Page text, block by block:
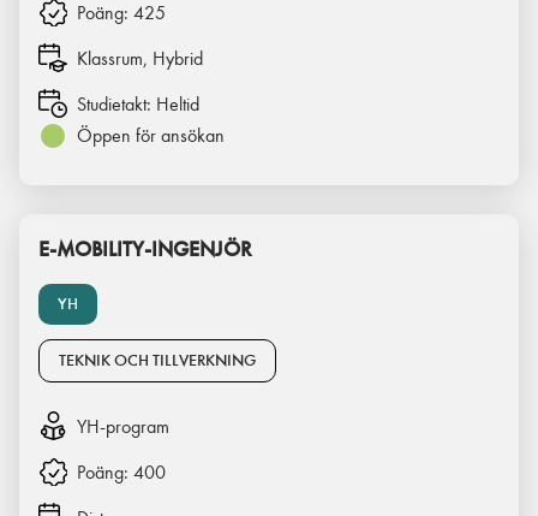
Poäng: 425
Klassrum, Hybrid
Studietakt: Heltid
Öppen för ansökan
YH
E-MOBILITY-INGENJÖR
TEKNIK OCH TILLVERKNING
YH-program
Poäng: 400